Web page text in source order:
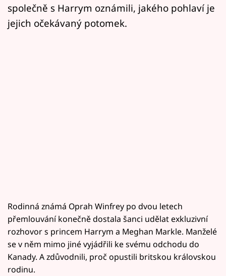
společně s Harrym oznámili, jakého pohlaví je
jejich očekávaný potomek.
Rodinná známá Oprah Winfrey po dvou letech
přemlouvání konečně dostala šanci udělat exkluzivní
rozhovor s princem Harrym a Meghan Markle. Manželé
se v něm mimo jiné vyjádřili ke svému odchodu do
Kanady. A zdůvodnili, proč opustili britskou královskou
rodinu.